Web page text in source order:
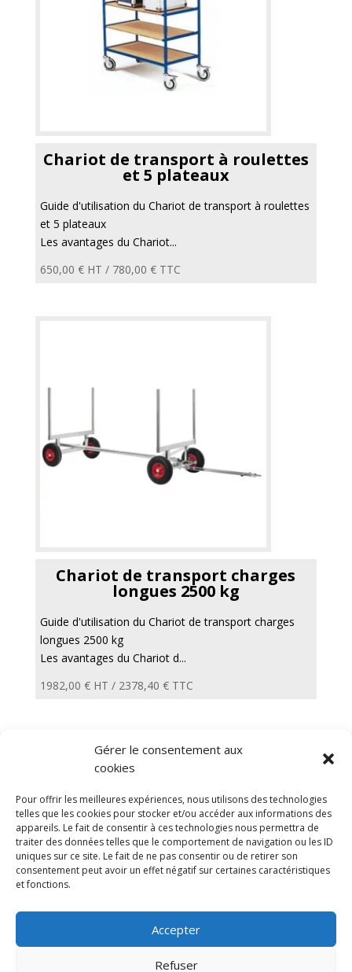
Gérer le consentement aux
cookies
Pour offrir les meilleures expériences, nous utilisons des technologies
telles que les cookies pour stocker et/ou accéder aux informations des
appareils. Le fait de consentir à ces technologies nous permettra de
traiter des données telles que le comportement de navigation ou les ID
uniques sur ce site. Le fait de ne pas consentir ou de retirer son
consentement peut avoir un effet négatif sur certaines caractéristiques
et fonctions.
Accepter
Refuser
Chariot de transport à roulettes
et 5 plateaux
Guide d'utilisation du Chariot de transport à roulettes
et 5 plateaux
Les avantages du Chariot...
650,00 € HT / 780,00 €TTC
Chariot de transport charges
longues 2500 kg
Guide d'utilisation du Chariot de transport charges
longues 2500 kg
Les avantages du Chariot d...
1982,00 € HT / 2378,40 €TTC
2 3 4 5 6 7 … 12
Diable electrique
Chariot porte panneau
Remorque a bras
CGV
Mentions légales
Politique de confidentialité et protection des
données
Paiement sécurisé
Gérer mes cookies
Nous contacter
© 2025 MNG SORARE. Tous droits réservés. Prix